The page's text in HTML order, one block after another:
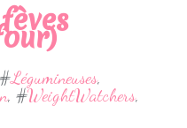
Légumineuses,
, #WeightWatchers,